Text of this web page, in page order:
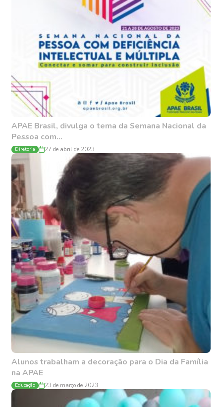
APAE Brasil, divulga o tema da Semana Nacional da
Pessoa com...
Diretoria 27 de abril de 2023
Alunos trabalham a decoração para o Dia da Família
na APAE
Educação 23 de março de 2023